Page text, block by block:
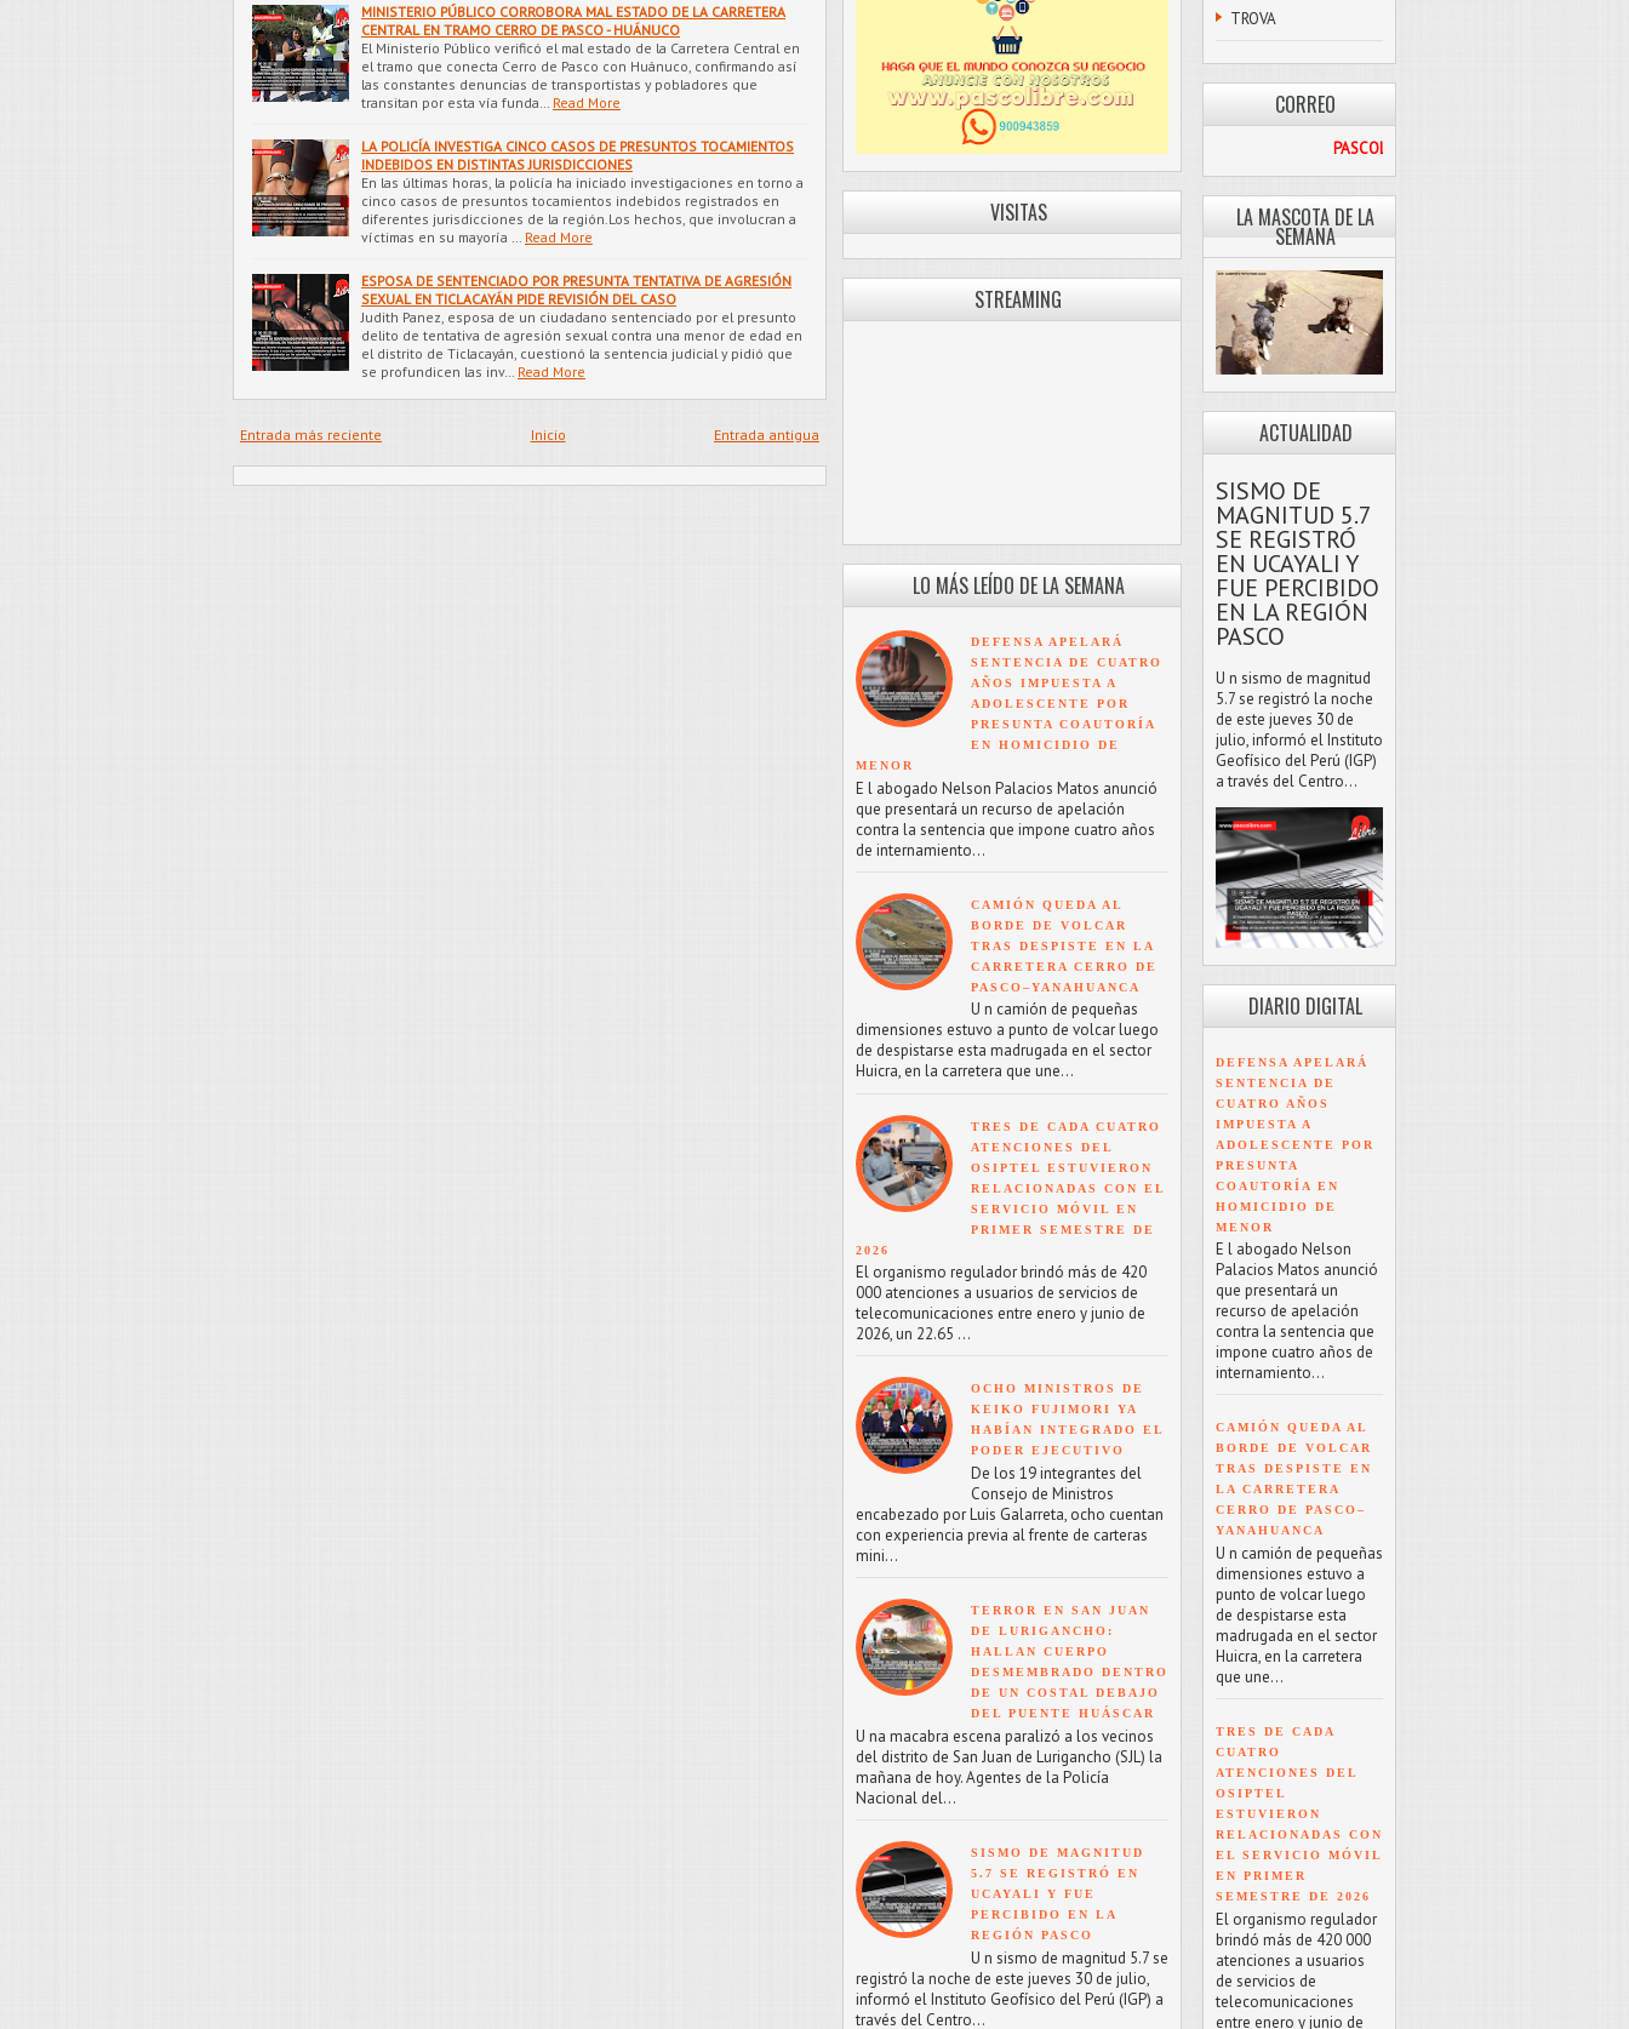
MINISTERIO PÚBLICO CORROBORA MAL ESTADO DE LA CARRETERA
CENTRAL EN TRAMO CERRO DE PASCO - HUÁNUCO
El Ministerio Público verificó el mal estado de la Carretera Central en
el tramo que conecta Cerro de Pasco con Huánuco, confirmando así
las constantes denuncias de transportistas y pobladores que
transitan por esta vía funda…
Read More
LA POLICÍA INVESTIGA CINCO CASOS DE PRESUNTOS TOCAMIENTOS
INDEBIDOS EN DISTINTAS JURISDICCIONES
En las últimas horas, la policía ha iniciado investigaciones en torno a
cinco casos de presuntos tocamientos indebidos registrados en
diferentes jurisdicciones de la región.Los hechos, que involucran a
víctimas en su mayoría …
Read More
ESPOSA DE SENTENCIADO POR PRESUNTA TENTATIVA DE AGRESIÓN
SEXUAL EN TICLACAYÁN PIDE REVISIÓN DEL CASO
Judith Panez, esposa de un ciudadano sentenciado por el presunto
delito de tentativa de agresión sexual contra una menor de edad en
el distrito de Ticlacayán, cuestionó la sentencia judicial y pidió que
se profundicen las inv…
Read More
Entrada más reciente Entrada antigua
Inicio
VISITAS
STREAMING
LO MÁS LEÍDO DE LA SEMANA
DEFENSA APELARÁ
SENTENCIA DE CUATRO
AÑOS IMPUESTA A
ADOLESCENTE POR
PRESUNTA COAUTORÍA
EN HOMICIDIO DE
MENOR
E l abogado Nelson Palacios Matos anunció
que presentará un recurso de apelación
contra la sentencia que impone cuatro años
de internamiento...
CAMIÓN QUEDA AL
BORDE DE VOLCAR
TRAS DESPISTE EN LA
CARRETERA CERRO DE
PASCO–YANAHUANCA
U n camión de pequeñas
dimensiones estuvo a punto de volcar luego
de despistarse esta madrugada en el sector
Huicra, en la carretera que une...
TRES DE CADA CUATRO
ATENCIONES DEL
OSIPTEL ESTUVIERON
RELACIONADAS CON EL
SERVICIO MÓVIL EN
PRIMER SEMESTRE DE
2026
El organismo regulador brindó más de 420
000 atenciones a usuarios de servicios de
telecomunicaciones entre enero y junio de
2026, un 22.65 ...
OCHO MINISTROS DE
KEIKO FUJIMORI YA
HABÍAN INTEGRADO EL
PODER EJECUTIVO
De los 19 integrantes del
Consejo de Ministros
encabezado por Luis Galarreta, ocho cuentan
con experiencia previa al frente de carteras
mini...
TERROR EN SAN JUAN
DE LURIGANCHO:
HALLAN CUERPO
DESMEMBRADO DENTRO
DE UN COSTAL DEBAJO
DEL PUENTE HUÁSCAR
U na macabra escena paralizó a los vecinos
del distrito de San Juan de Lurigancho (SJL) la
mañana de hoy. Agentes de la Policía
Nacional del...
SISMO DE MAGNITUD
5.7 SE REGISTRÓ EN
UCAYALI Y FUE
PERCIBIDO EN LA
REGIÓN PASCO
U n sismo de magnitud 5.7 se
registró la noche de este jueves 30 de julio,
informó el Instituto Geofísico del Perú (IGP) a
través del Centro...
TROVA
CORREO
LA MASCOTA DE LA
SEMANA
ACTUALIDAD
SISMO DE
MAGNITUD 5.7
SE REGISTRÓ
EN UCAYALI Y
FUE PERCIBIDO
EN LA REGIÓN
PASCO
U n sismo de magnitud
5.7 se registró la noche
de este jueves 30 de
julio, informó el Instituto
Geofísico del Perú (IGP)
a través del Centro...
DIARIO DIGITAL
DEFENSA APELARÁ
SENTENCIA DE
CUATRO AÑOS
IMPUESTA A
ADOLESCENTE POR
PRESUNTA
COAUTORÍA EN
HOMICIDIO DE
MENOR
E l abogado Nelson
Palacios Matos anunció
que presentará un
recurso de apelación
contra la sentencia que
impone cuatro años de
internamiento...
CAMIÓN QUEDA AL
BORDE DE VOLCAR
TRAS DESPISTE EN
LA CARRETERA
CERRO DE PASCO–
YANAHUANCA
U n camión de pequeñas
dimensiones estuvo a
punto de volcar luego
de despistarse esta
madrugada en el sector
Huicra, en la carretera
que une...
TRES DE CADA
CUATRO
ATENCIONES DEL
OSIPTEL
ESTUVIERON
RELACIONADAS CON
EL SERVICIO MÓVIL
EN PRIMER
SEMESTRE DE 2026
El organismo regulador
brindó más de 420 000
atenciones a usuarios
de servicios de
telecomunicaciones
entre enero y junio de